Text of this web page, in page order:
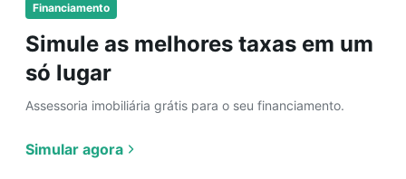
Financiamento
Simule as melhores taxas em um
só lugar
Assessoria imobiliária grátis para o seu financiamento.
Simular agora